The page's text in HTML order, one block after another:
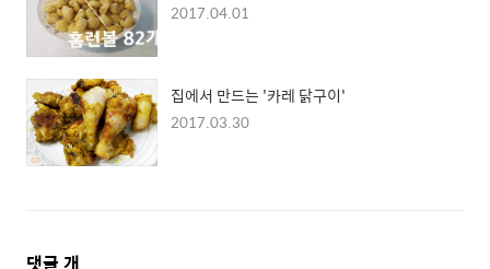
2017.04.01
집에서 만드는 '카레 닭구이'
2017.03.30
댓
댓글 개